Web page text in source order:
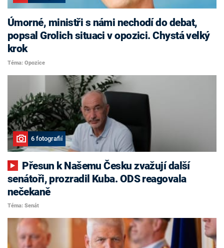
Úmorné, ministři s námi nechodí do debat,
popsal Grolich situaci v opozici. Chystá velký
krok
Téma: Opozice
6 fotografií
senátoři, prozradil Kuba. ODS reagovala
nečekaně
Téma: Senát